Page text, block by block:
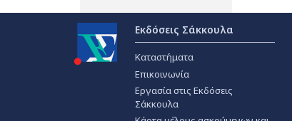
Εκδόσεις Σάκκουλα
Καταστήματα
Επικοινωνία
Εργασία στις Εκδόσεις
Σάκκουλα